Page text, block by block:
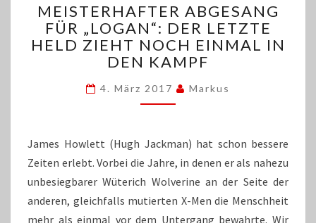
ABGESANG
FÜR
„LOGAN“:
DER
HELD
ZIEHT
IN
DEN
KAMPF
MEISTERHAFTER ABGESANG
FÜR „LOGAN“: DER LETZTE
HELD ZIEHT NOCH EINMAL IN
DEN KAMPF
4. März 2017 Markus
James Howlett (Hugh Jackman) hat schon bessere
Zeiten erlebt. Vorbei die Jahre, in denen er als nahezu
unbesiegbarer Wüterich Wolverine an der Seite der
anderen, gleichfalls mutierten X-Men die Menschheit
mehr als einmal vor dem Untergang bewahrte. Wir